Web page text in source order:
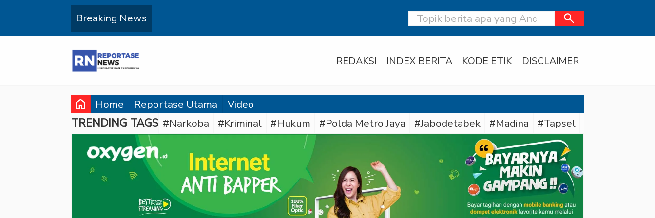
Breaking News search
REDAKSI INDEX BERITA KODE ETIK DISCLAIMER
home Home Reportase Utama Video
TRENDING TAGS #Narkoba #Kriminal #Hukum #Polda Metro Jaya #Jabodetabek #Madina #Tapsel